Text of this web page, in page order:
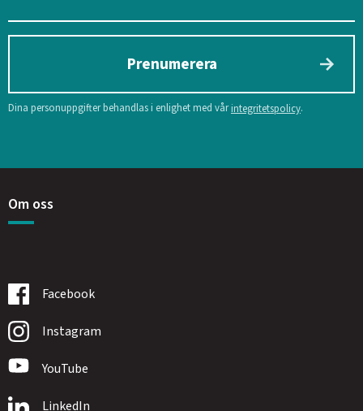
Prenumerera
Dina personuppgifter behandlas i enlighet med vårintegritetspolicy.
Om oss
Facebook
Instagram
YouTube
LinkedIn